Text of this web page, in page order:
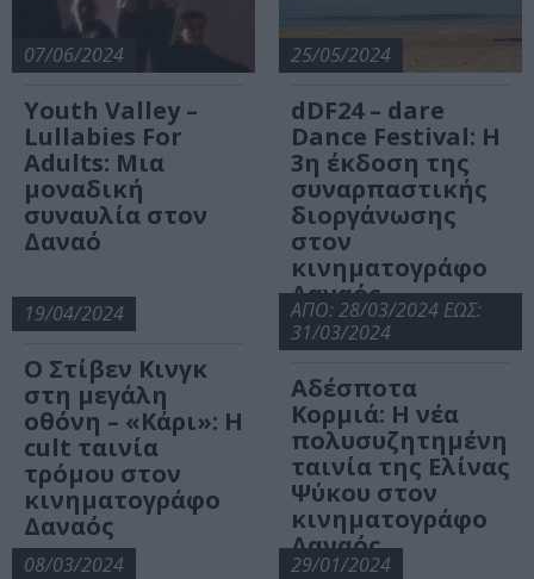
07/06/2024
Youth Valley –
Lullabies For
Adults: Μια
μοναδική
συναυλία στον
Δαναό
25/05/2024
dDF24 – dare
Dance Festival: Η
3η έκδοση της
συναρπαστικής
διοργάνωσης
στον
κινηματογράφο
Δαναός
19/04/2024
O Στίβεν Κινγκ
στη μεγάλη
οθόνη – «Κάρι»: Η
cult ταινία
τρόμου στον
κινηματογράφο
Δαναός
ΑΠΟ: 28/03/2024 ΕΩΣ:
31/03/2024
Αδέσποτα
Κορμιά: Η νέα
πολυσυζητημένη
ταινία της Ελίνας
Ψύκου στον
κινηματογράφο
Δαναός
08/03/2024 29/01/2024